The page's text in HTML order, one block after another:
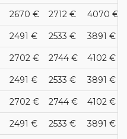
2670 € 2712 € 4070 €
2491 € 2533 € 3891 €
2702 € 2744 € 4102 €
2491 € 2533 € 3891 €
2702 € 2744 € 4102 €
2491 € 2533 € 3891 €